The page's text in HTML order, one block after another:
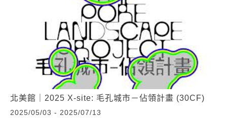
北美館｜2025 X-site: 毛孔城市－佔領計畫 (30CF)
2025/05/03 - 2025/07/13